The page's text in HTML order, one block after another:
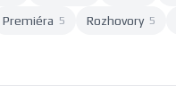
Premiéra 5 Rozhovory 5